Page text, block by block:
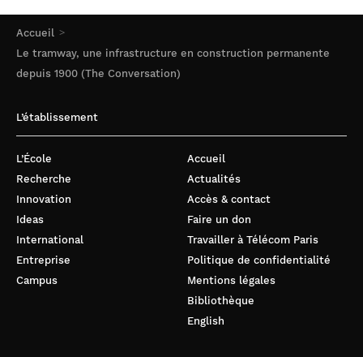
Accueil
Le tramway, une infrastructure en construction permanente
depuis 1900 (The Conversation)
L’établissement
L’École
Recherche
Innovation
Ideas
International
Entreprise
Campus
Accueil
Actualités
Accès & contact
Faire un don
Travailler à Télécom Paris
Politique de confidentialité
Mentions légales
Bibliothèque
English